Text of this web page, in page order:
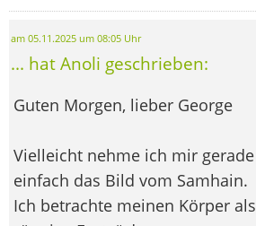
am 05.11.2025 um 08:05 Uhr
... hat Anoli geschrieben:
Guten Morgen, lieber George
Vielleicht nehme ich mir gerade
einfach das Bild vom Samhain.
Ich betrachte meinen Körper als